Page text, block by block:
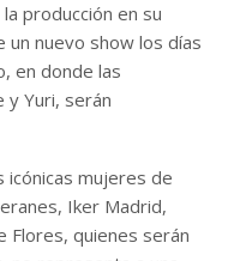
producción en su
nuevo show los días
en donde las
y Yuri, serán
mujeres de
Iker Madrid,
Flores, quienes serán